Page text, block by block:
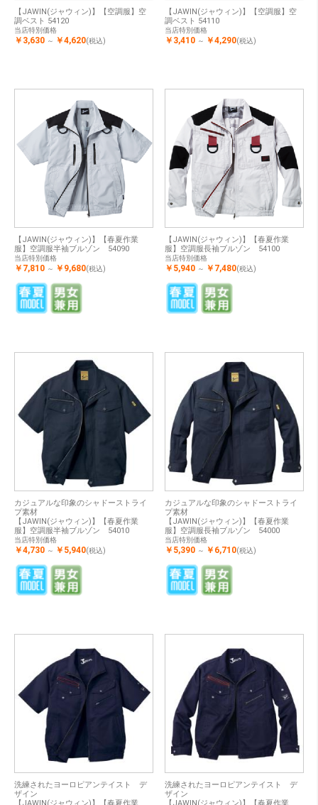
【JAWIN(ジャウィン)】【空調服】空
調ベスト 54120
当店特別価格
￥3,630 ～ ￥4,620(税込)
【JAWIN(ジャウィン)】【空調服】空
調ベスト 54110
当店特別価格
￥3,410 ～ ￥4,290(税込)
【JAWIN(ジャウィン)】【春夏作業
服】空調服半袖ブルゾン 54090
当店特別価格
￥7,810 ～ ￥9,680(税込)
【JAWIN(ジャウィン)】【春夏作業
服】空調服長袖ブルゾン 54100
当店特別価格
￥5,940 ～ ￥7,480(税込)
カジュアルな印象のシャドーストライ
プ素材
【JAWIN(ジャウィン)】【春夏作業
服】空調服半袖ブルゾン 54010
当店特別価格
￥4,730 ～ ￥5,940(税込)
カジュアルな印象のシャドーストライ
プ素材
【JAWIN(ジャウィン)】【春夏作業
服】空調服長袖ブルゾン 54000
当店特別価格
￥5,390 ～ ￥6,710(税込)
洗練されたヨーロピアンテイスト デ
ザイン
洗練されたヨーロピアンテイスト デ
ザイン